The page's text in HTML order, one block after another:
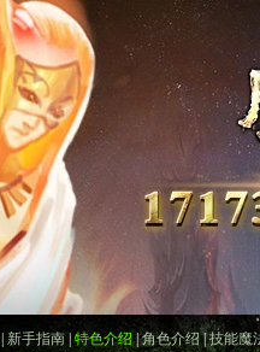
新手指南| 特色介绍|角色介绍|技能魔